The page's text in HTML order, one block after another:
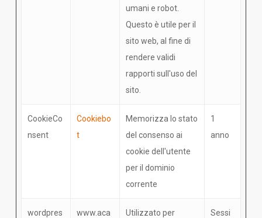
umani e robot.
Questo è utile per il
sito web, al fine di
rendere validi
rapporti sull'uso del
sito.
CookieCo
nsent
Cookiebo
t
Memorizza lo stato
del consenso ai
cookie dell'utente
per il dominio
corrente
1
anno
wordpres
www.aca
Utilizzato per
Sessi